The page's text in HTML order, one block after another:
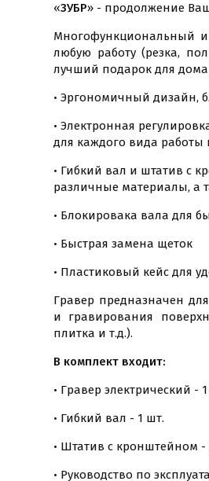
«ЗУБР» - продолжение
Многофункциональный
любую работу (резка,
лучший подарок для
• Эргономичный дизайн,
• Электронная
для каждого вида работы
• Гибкий вал и штатив с
различные материалы, а
• Блокировака вала для
• Быстрая замена щеток
• Пластиковый кейс для
Гравер предназначен
и гравирования
плитка и т.д.).
В комплект входит:
• Гравер электрический -
• Гибкий вал - 1 шт.
• Штатив с кронштейном -
• Руководство по